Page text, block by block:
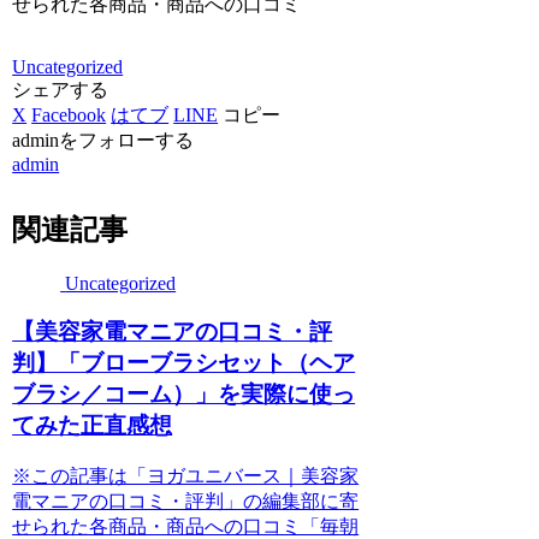
せられた各商品・商品への口コミ
Uncategorized
シェアする
X Facebook はてブ LINE コピー
adminをフォローする
admin
関連記事
Uncategorized
【美容家電マニアの口コミ・評
判】「ブローブラシセット（ヘア
ブラシ／コーム）」を実際に使っ
てみた正直感想
※この記事は「ヨガユニバース｜美容家
電マニアの口コミ・評判」の編集部に寄
せられた各商品・商品への口コミ「毎朝